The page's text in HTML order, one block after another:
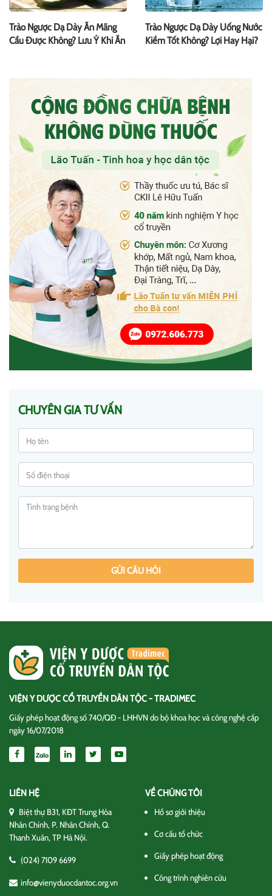
Trào Ngược Dạ Dày Ăn Mãng
Cầu Được Không? Lưu Ý Khi Ăn
Trào Ngược Dạ Dày Uống Nước
Kiềm Tốt Không? Lợi Hay Hại?
CHUYÊN GIA TƯ VẤN
GỬI CÂU HỎI
VIỆN Y DƯỢC CỔ TRUYỀN DÂN TỘC - TRADIMEC
Giấy phép hoạt động số 740/QĐ - LHHVN do bộ khoa học và công nghệ cấp
ngày 16/07/2018
LIÊN HỆ
Biệt thự B31, KĐT Trung Hòa
Nhân Chính, P. Nhân Chính, Q.
Thanh Xuân, TP Hà Nội.
(024) 7109 6699
info@vienyduocdantoc.org.vn
VỀ CHÚNG TÔI
Hồ sơ giới thiệu
Cơ cấu tổ chức
Giấy phép hoạt động
Công trình nghiên cứu